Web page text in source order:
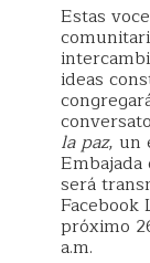
Estas
ideas
la paz, un
será
Facebook
próximo
a.m.